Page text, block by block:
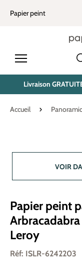
principal
Papier peint
Livraison
Accueil
VOIR
Papier peint
Leroy
Réf: ISLR-6242203